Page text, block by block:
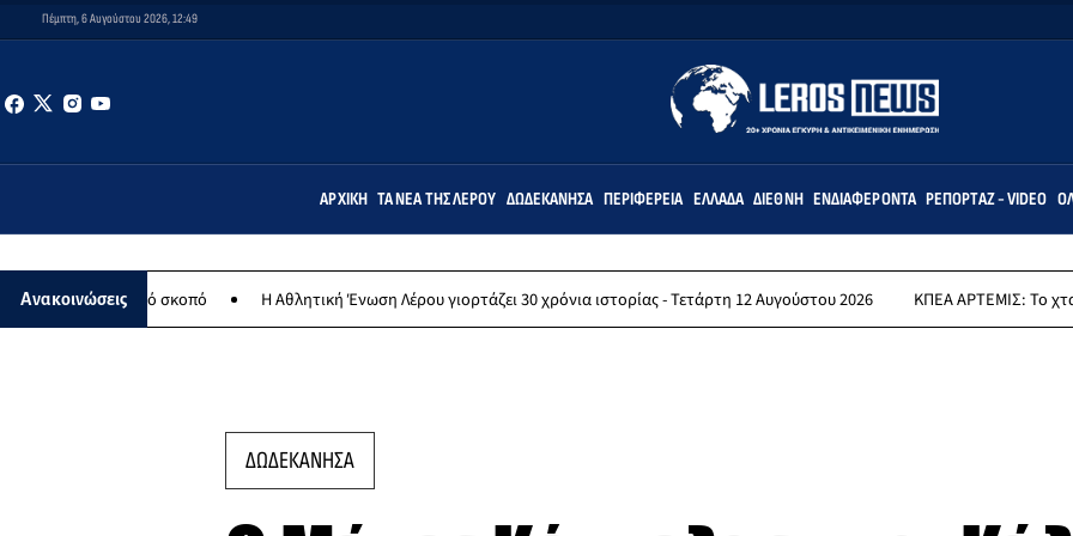
Πέμπτη, 6 Αυγούστου 2026, 12:49
ΑΡΧΙΚΉ ΤΑ ΝΈΑ ΤΗΣ ΛΈΡΟΥ ΔΩΔΕΚΆΝΗΣΑ ΠΕΡΙΦΈΡΕΙΑ ΕΛΛΆΔΑ ΔΙΕΘΝΉ ΕΝΔΙΑΦΈΡΟΝΤΑ ΡΕΠΟΡΤΆΖ - VIDEO
Ανακοινώσεις
σκοπό Η Αθλητική Ένωση Λέρου γιορτάζει 30 χρόνια ιστορίας - Τετάρτη 12 Αυγούστου 2026 ΚΠΕΑ ΑΡΤΕΜΙΣ: Το
ΔΩΔΕΚΑΝΗΣΑ